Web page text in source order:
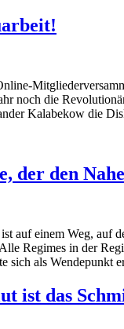
noch die
Kalabekow die
den
auf einem Weg,
Regimes in der
sich als Wendepunkt
ist das